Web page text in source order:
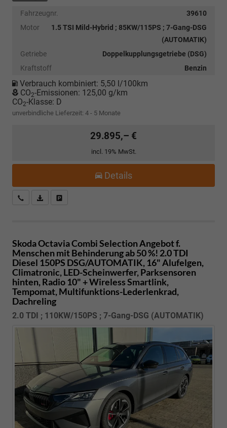
Fahrzeugnr.
39610
Motor
1.5 TSI Mild-Hybrid ; 85KW/115PS ; 7-Gang-DSG
(AUTOMATIK)
Getriebe
Doppelkupplungsgetriebe (DSG)
Kraftstoff
Benzin
Verbrauch kombiniert: 5,50 l/100km
CO2-Emissionen: 125,00 g/km
CO2-Klasse: D
unverbindliche Lieferzeit: 4 - 5 Monate
29.895,– €
incl. 19% MwSt.
Details
Kostenloser Rückruf-Service
PDF-Datei, Fahrzeugexposé drucken
Skoda Octavia CombiSelection Angebot f.
Menschen mit Behinderung ab 50 %! 2.0 TDI
Diesel 150PS DSG/AUTOMATIK, 16" Alufelgen,
Climatronic, LED-Scheinwerfer, Parksensoren
hinten, Radio 10" + Wireless Smartlink,
Tempomat, Multifunktions-Lederlenkrad,
Dachreling
2.0 TDI ; 110KW/150PS ; 7-Gang-DSG (AUTOMATIK)